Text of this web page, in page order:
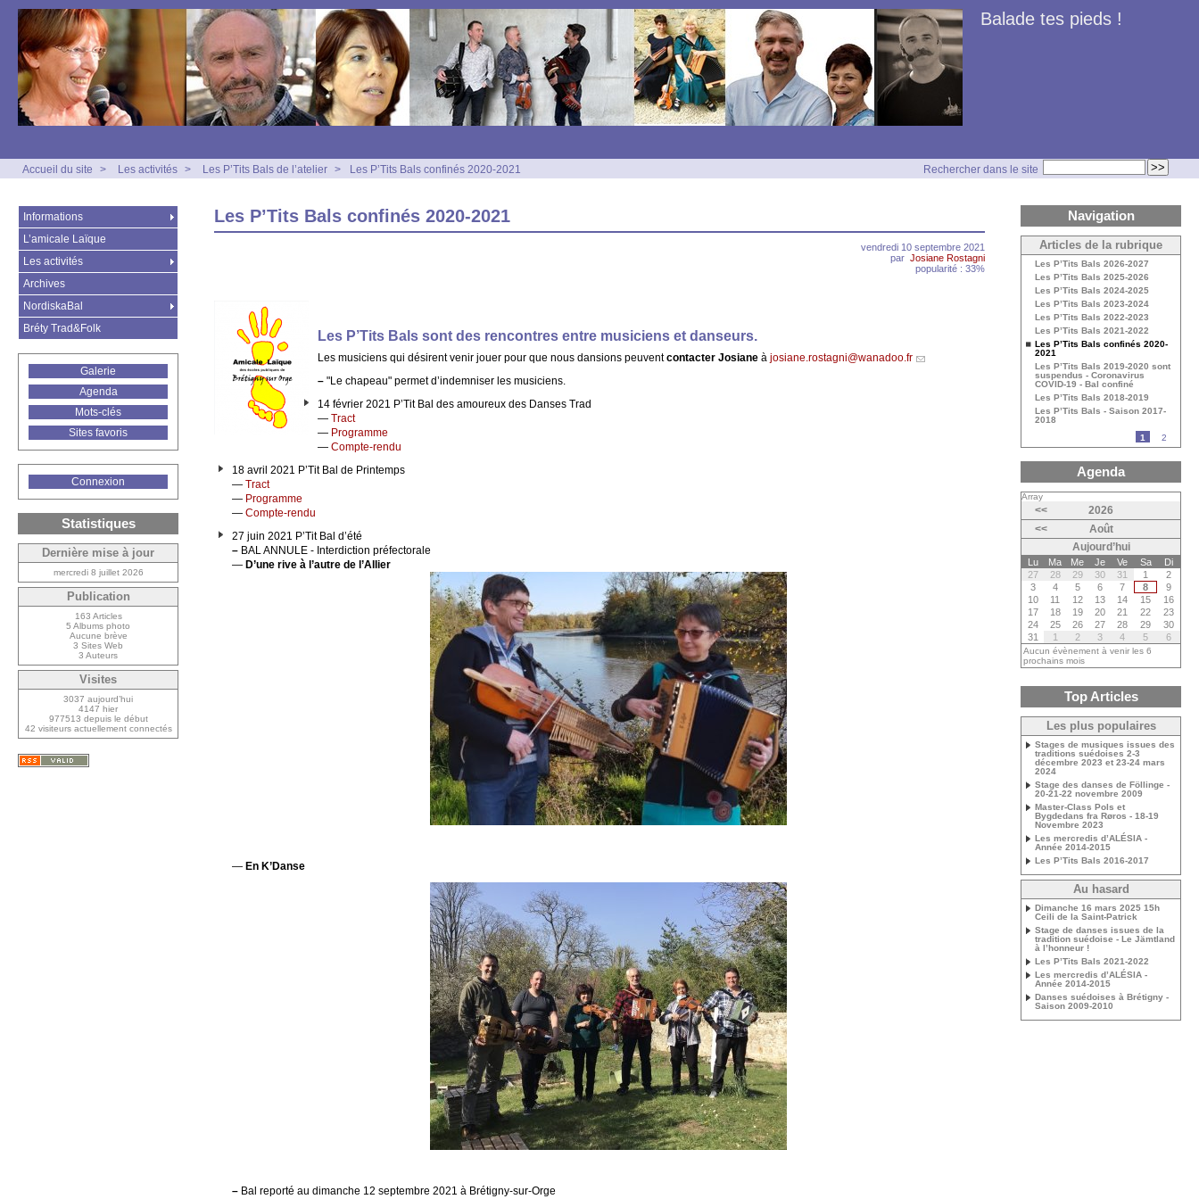
Balade tes pieds !
Rechercher dans le site
Accueil du site > Les activités > Les P’Tits Bals de l’atelier > Les P’Tits Bals confinés 2020-2021
Les P’Tits Bals confinés 2020-2021
vendredi 10 septembre 2021
par Josiane Rostagni
popularité : 33%
Les P’Tits Bals sont des rencontres entre musiciens et danseurs.
Les musiciens qui désirent venir jouer pour que nous dansions peuventcontacter Josiane à josiane.rostagni@wanadoo.fr
– "Le chapeau" permet d’indemniser les musiciens.
14 février 2021 P’Tit Bal des amoureux des Danses Trad
— Tract
— Programme
— Compte-rendu
18 avril 2021 P’Tit Bal de Printemps
— Tract
— Programme
— Compte-rendu
27 juin 2021 P’Tit Bal d’été
– BAL ANNULE - Interdiction préfectorale
— D’une rive à l’autre de l’Allier
— En K’Danse
– Bal reporté au dimanche 12 septembre 2021 à Brétigny-sur-Orge
Informations
L’amicale Laïque
Les activités
Archives
NordiskaBal
Bréty Trad&Folk
Galerie
Agenda
Mots-clés
Sites favoris
Connexion
Statistiques
Dernière mise à jour
mercredi 8 juillet 2026
Publication
163 Articles
5 Albums photo
Aucune brève
3 Sites Web
3 Auteurs
Visites
3037 aujourd’hui
4147 hier
977513 depuis le début
42 visiteurs actuellement connectés
Navigation
Articles de la rubrique
Les P’Tits Bals 2026-2027
Les P’Tits Bals 2025-2026
Les P’Tits Bals 2024-2025
Les P’Tits Bals 2023-2024
Les P’Tits Bals 2022-2023
Les P’Tits Bals 2021-2022
Les P’Tits Bals confinés 2020-
2021
Les P’Tits Bals 2019-2020 sont
suspendus - Coronavirus
COVID-19 - Bal confiné
Les P’Tits Bals 2018-2019
Les P’Tits Bals - Saison 2017-
2018
1
2
Agenda
Array
<<
2026
<<
Août
Aujourd’hui
Lu Ma Me Je Ve Sa
Di
27
28 29 30 31 1
2
3
4 5 6 7 8
9
10
11 12 13 14 15
16
17
18 19 20 21 22
23
24
25 26 27 28 29
30
31
1 2 3 4 5 6
Aucun évènement à venir les 6
prochains mois
Top Articles
Les plus populaires
Stages de musiques issues des
traditions suédoises 2-3
décembre 2023 et 23-24 mars
2024
Stage des danses de Föllinge -
20-21-22 novembre 2009
Master-Class Pols et
Bygdedans fra Røros - 18-19
Novembre 2023
Les mercredis d’ALÉSIA -
Année 2014-2015
Les P’Tits Bals 2016-2017
Au hasard
Dimanche 16 mars 2025 15h
Ceili de la Saint-Patrick
Stage de danses issues de la
tradition suédoise - Le Jämtland
à l’honneur !
Les P’Tits Bals 2021-2022
Les mercredis d’ALÉSIA -
Année 2014-2015
Danses suédoises à Brétigny -
Saison 2009-2010